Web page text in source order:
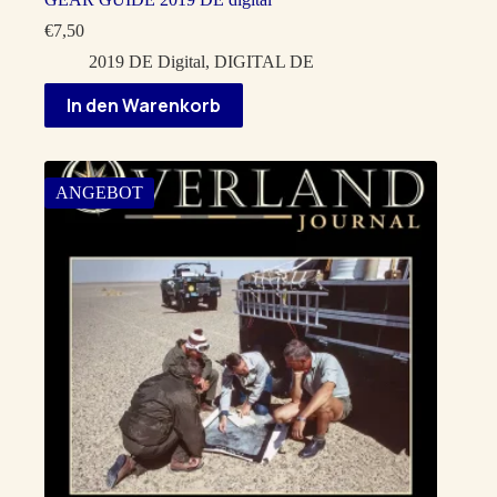
€7,50
2019 DE Digital, DIGITAL DE
In den Warenkorb
ANGEBOT